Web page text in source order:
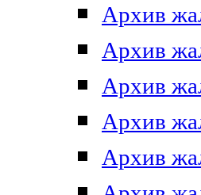
Архив
Архив
Архив
Архив
Архив